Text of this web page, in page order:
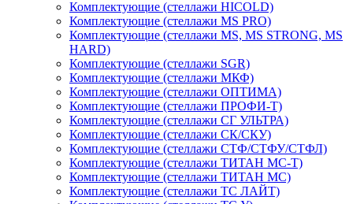
Комплектующие (стеллажи HICOLD)
Комплектующие (стеллажи MS PRO)
Комплектующие (стеллажи MS, MS STRONG, MS
HARD)
Комплектующие (стеллажи SGR)
Комплектующие (стеллажи МКФ)
Комплектующие (стеллажи ОПТИМА)
Комплектующие (стеллажи ПРОФИ-Т)
Комплектующие (стеллажи СГ УЛЬТРА)
Комплектующие (стеллажи СК/СКУ)
Комплектующие (стеллажи СТФ/СТФУ/СТФЛ)
Комплектующие (стеллажи ТИТАН МС-Т)
Комплектующие (стеллажи ТИТАН МС)
Комплектующие (стеллажи ТС ЛАЙТ)